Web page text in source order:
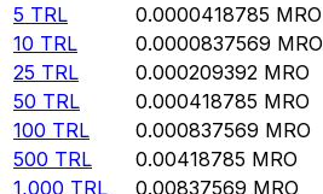
5 TRL 0.0000418785 MRO
10 TRL 0.0000837569 MRO
25 TRL 0.000209392 MRO
50 TRL 0.000418785 MRO
100 TRL 0.000837569 MRO
500 TRL 0.00418785 MRO
1,000 TRL 0.00837569 MRO